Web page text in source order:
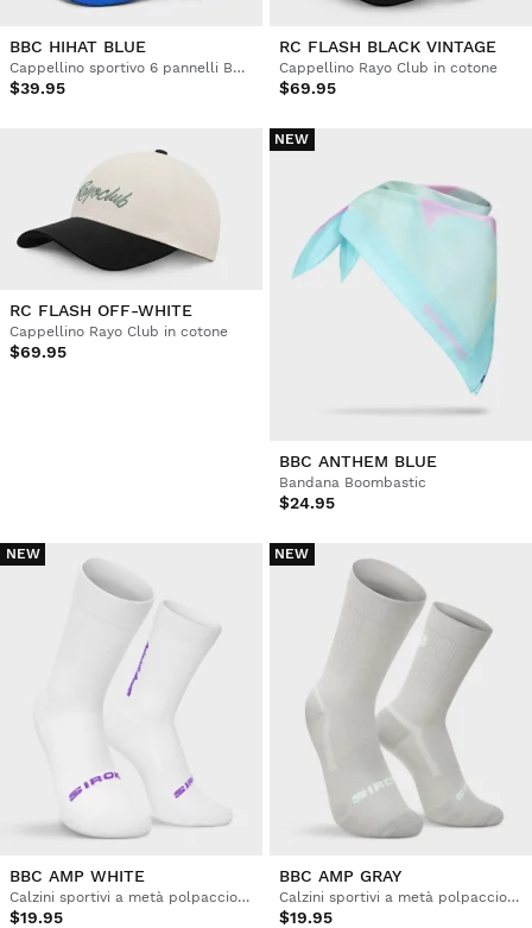
BBC HIHAT BLUE
Cappellino sportivo 6 pannelli Boombastic
$39.95
RC FLASH BLACK VINTAGE
Cappellino Rayo Club in cotone
$69.95
RC FLASH OFF-WHITE
Cappellino Rayo Club in cotone
$69.95
NEW
BBC ANTHEM BLUE
Bandana Boombastic
$24.95
NEW
BBC AMP WHITE
Calzini sportivi a metà polpaccio Boombastic
$19.95
NEW
BBC AMP GRAY
Calzini sportivi a metà polpaccio Boombastic
$19.95